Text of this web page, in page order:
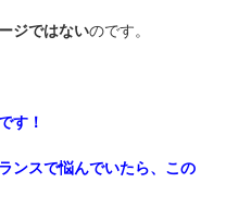
ジではないのです。
す！
ンスで悩んでいたら、この